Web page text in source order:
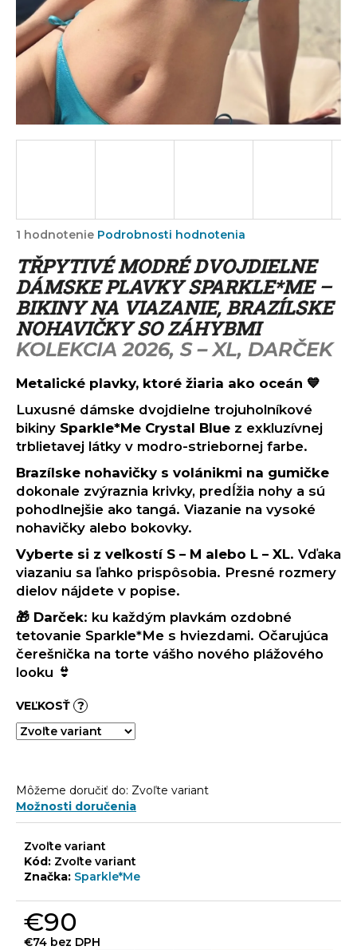
Priemerné
produktu
je
5,0
z
5
hviezdičiek.
1 hodnotenie Podrobnosti hodnotenia
TŘPYTIVÉ MODRÉ DVOJDIELNE
DÁMSKE PLAVKY SPARKLE*ME –
BIKINY NA VIAZANIE, BRAZÍLSKE
NOHAVIČKY SO ZÁHYBMI
KOLEKCIA 2026, S – XL, DARČEK
Metalické plavky, ktoré žiaria ako oceán 💙
Luxusné dámske dvojdielne trojuholníkové
bikiny Sparkle*Me Crystal Blue z exkluzívnej
trblietavej látky v modro-striebornej farbe.
Brazílske nohavičky s volánikmi na gumičke
dokonale zvýraznia krivky, predĺžia nohy a sú
pohodlnejšie ako tangá. Viazanie na vysoké
nohavičky alebo bokovky.
Vyberte si z veľkostí S – M alebo L – XL. Vďaka
viazaniu sa ľahko prispôsobia. Presné rozmery
dielov nájdete v popise.
🎁 Darček: ku každým plavkám ozdobné
tetovanie Sparkle*Me s hviezdami. Očarujúca
čerešnička na torte vášho nového plážového
looku 👙
VEĽKOSŤ ?
Môžeme doručiť do: Zvoľte variant
Možnosti doručenia
Zvoľte variant
Kód: Zvoľte variant
Značka: Sparkle*Me
€90
€74 bez DPH
á
j
s
ť
?
O
d
p
o
r
ú
č
a
e